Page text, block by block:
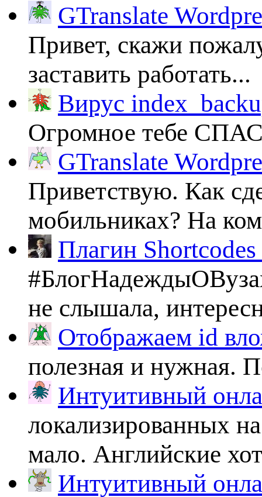
GTranslate
Привет, скажи
заставить работать...
Вирус
Огромное тебе
GTranslate
Приветствую. Как
мобильниках? На
Плагин
не слышала,
Отображаем id
полезная и нужная.
Интуитивный
локализированных
мало. Английские
Интуитивный